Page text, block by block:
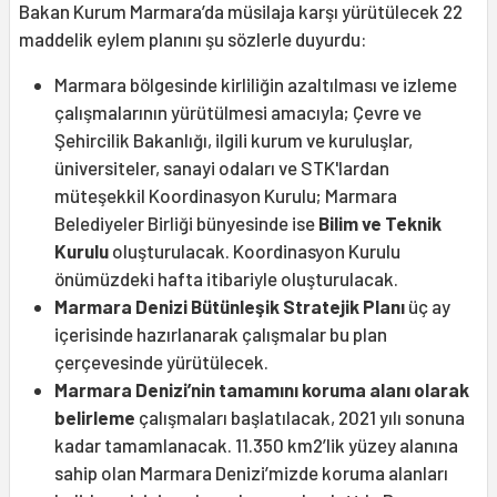
Bakan Kurum Marmara’da müsilaja karşı yürütülecek 22
maddelik eylem planını şu sözlerle duyurdu:
Marmara bölgesinde kirliliğin azaltılması ve izleme
çalışmalarının yürütülmesi amacıyla; Çevre ve
Şehircilik Bakanlığı, ilgili kurum ve kuruluşlar,
üniversiteler, sanayi odaları ve STK'lardan
müteşekkil Koordinasyon Kurulu; Marmara
Belediyeler Birliği bünyesinde ise Bilim ve Teknik
Kurulu oluşturulacak. Koordinasyon Kurulu
önümüzdeki hafta itibariyle oluşturulacak.
Marmara Denizi Bütünleşik Stratejik Planı üç ay
içerisinde hazırlanarak çalışmalar bu plan
çerçevesinde yürütülecek.
Marmara Denizi’nin tamamını koruma alanı olarak
belirleme çalışmaları başlatılacak, 2021 yılı sonuna
kadar tamamlanacak. 11.350 km2’lik yüzey alanına
sahip olan Marmara Denizi’mizde koruma alanları